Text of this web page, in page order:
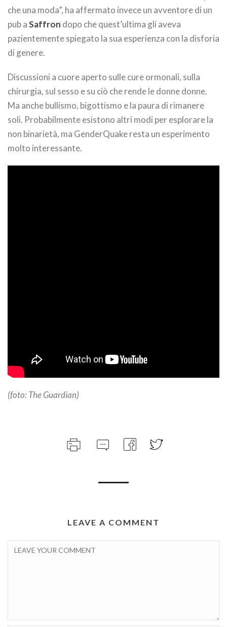
che una moda”, ha affermato invece un avventore di un
pub aSaffron dopo che quest’ultima gli aveva
pazientemente spiegato la sua esperienza con la disforia
di genere.
Discussioni a cuore aperto sulle cure ormonali, sulla
chirurgia, sul sesso e su ciò che rende le donne donne.
Ma anche bullismo, bigottismo e la paura di rimanere
soli. Probabilmente esistono altri modi per esplorare la
non binarietà, ma GenderQuake resta un esperimento
molto interessante.
(foto: The Guardian)
LEAVE A COMMENT